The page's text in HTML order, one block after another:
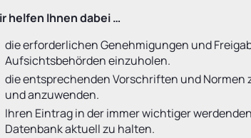
helfen Ihnen dabei …
die erforderlichen Genehmigungen und
Aufsichtsbehörden einzuholen.
die entsprechenden Vorschriften und Normen
und anzuwenden.
Ihren Eintrag in der immer wichtiger
Datenbank aktuell zu halten.